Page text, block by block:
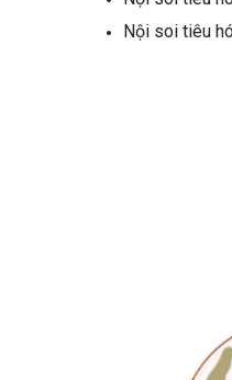
Nội soi tiêu